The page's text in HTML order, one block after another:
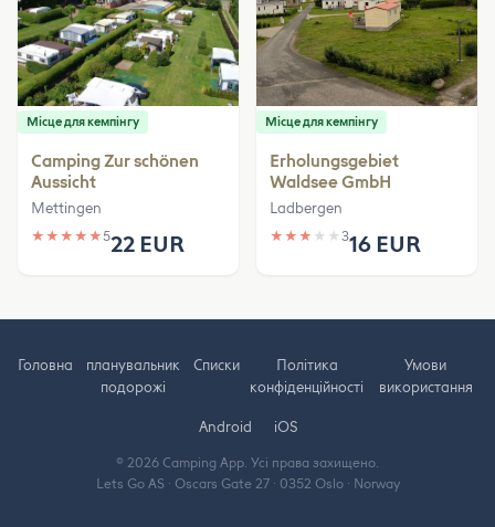
Місце для кемпінгу
Camping Zur schönen
Aussicht
Mettingen
★ ★ ★ ★ ★522 EUR
Місце для кемпінгу
Erholungsgebiet
Waldsee GmbH
Ladbergen
★ ★ ★ ★ ★ 316 EUR
Головна
планувальник
подорожі
Cписки
Політика
конфіденційності
Умови
використання
Android iOS
© 2026 Camping App. Усі права захищено.
Lets Go AS · Oscars Gate 27 · 0352 Oslo · Norway